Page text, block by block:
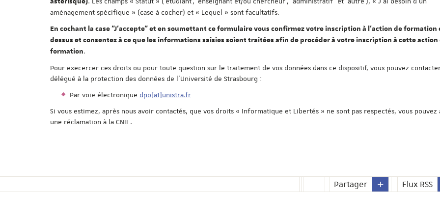
aménagement spécifique » (case à cocher) et « Lequel » sont facultatifs.
En cochant la case "J'accepte" et en soumettant ce formulaire vous confirmez votre inscription à l'action de formation
dessus et consentez à ce que les informations saisies soient traitées afin de procéder à votre inscription à cette action
formation.
Pour execercer ces droits ou pour toute question sur le traitement de vos données dans ce dispositif, vous pouvez
délégué à la protection des données de l'Université de Strasbourg :
Par voie électronique dpo[at]unistra.fr
Si vous estimez, après nous avoir contactés, que vos droits « Informatique et Libertés » ne sont pas respectés, vous pouvez
une réclamation à la CNIL.
Partager Flux RSS